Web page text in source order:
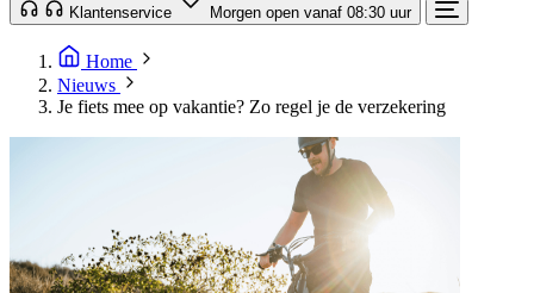
Klantenservice Morgen open vanaf 08:30 uur
Home
Nieuws
Je fiets mee op vakantie? Zo regel je de verzekering